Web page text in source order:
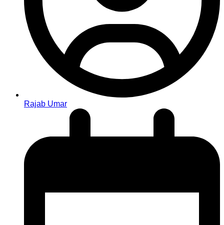
Rajab Umar